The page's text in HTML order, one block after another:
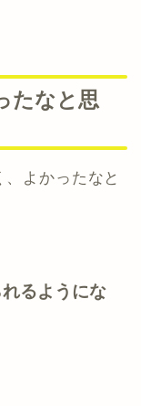
たなと思
よかったなと
るようにな